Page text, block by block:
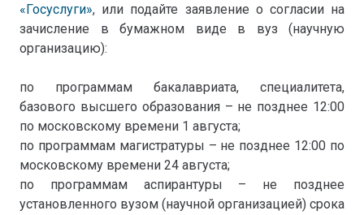
«Госуслуги», или подайте заявление о согласии на
зачисление в бумажном виде в вуз (научную
организацию):
по программам бакалавриата, специалитета,
базового высшего образования – не позднее 12:00
по московскому времени 1 августа;
по программам магистратуры – не позднее 12:00 по
московскому времени 24 августа;
по программам аспирантуры – не позднее
установленного вузом (научной организацией) срока